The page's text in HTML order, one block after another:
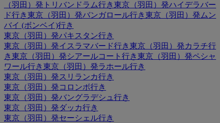
（羽田）発トリバンドラム行き東京（羽田）発ハイデラバー
ド行き東京（羽田）発バンガロール行き東京（羽田）発ムン
バイ (ボンベイ)行き
東京（羽田）発パキスタン行き
東京（羽田）発イスラマバード行き東京（羽田）発カラチ行
き東京（羽田）発シアールコート行き東京（羽田）発ペシャ
ワール行き東京（羽田）発ラホール行き
東京（羽田）発スリランカ行き
東京（羽田）発コロンボ行き
東京（羽田）発バングラデシュ行き
東京（羽田）発ダッカ行き
東京（羽田）発セーシェル行き